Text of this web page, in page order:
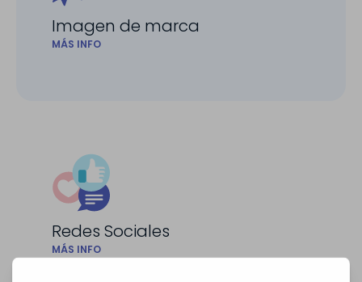
Imagen de marca
MÁS INFO
Redes Sociales
MÁS INFO